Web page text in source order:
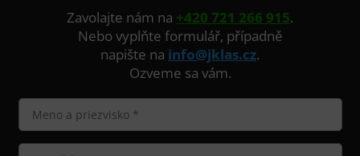
Zavolajte nám na +420 721 266 915.
Nebo vyplňte formulář, případně
napište na info@jklas.cz.
Ozveme sa vám.